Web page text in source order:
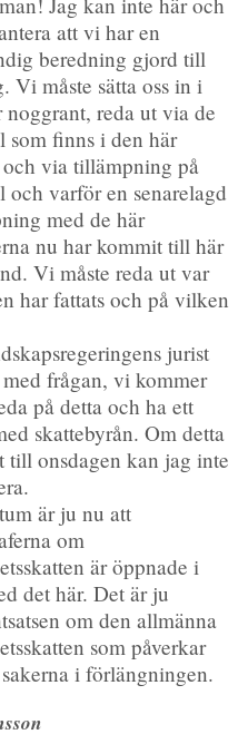
att vi har en
beredning gjord till
Vi måste sätta oss in i
noggrant, reda ut via de
som finns i den här
via tillämpning på
och varför en senarelagd
med de här
nu har kommit till här
Vi måste reda ut var
har fattats och på vilken
jurist
frågan, vi kommer
på detta och ha ett
skattebyrån. Om detta
till onsdagen kan jag inte
är ju nu att
om
är öppnade i
det här. Det är ju
om den allmänna
som påverkar
i förlängningen.